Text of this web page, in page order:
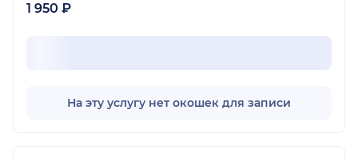
1 950 ₽
На эту услугу нет окошек для записи